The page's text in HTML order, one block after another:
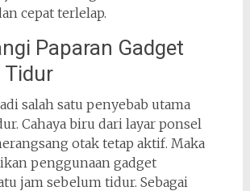
cepat terlelap.
Paparan Gadget
Tidur
salah satu penyebab utama
Cahaya biru dari layar ponsel
otak tetap aktif. Maka
penggunaan gadget
jam sebelum tidur. Sebagai